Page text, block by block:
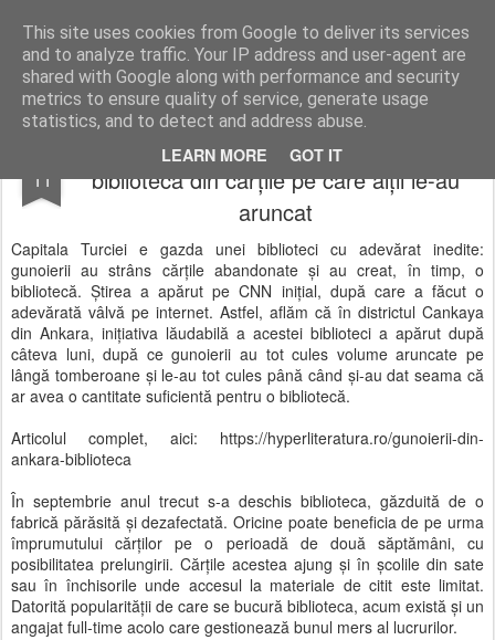
This site uses cookies from Google to deliver its services
and to analyze traffic. Your IP address and user-agent are
shared with Google along with performance and security
metrics to ensure quality of service, generate usage
statistics, and to detect and address abuse.
LEARN MORE GOT IT
Second Hand Baia Mare
11
Gunoierii din Ankara au deschis o
bibliotecă din cărţile pe care alţii le-au
aruncat
Capitala Turciei e gazda unei biblioteci cu adevărat inedite:
gunoierii au strâns cărțile abandonate și au creat, în timp, o
bibliotecă. Știrea a apărut pe CNN inițial, după care a făcut o
adevărată vâlvă pe internet. Astfel, aflăm că în districtul Cankaya
din Ankara, inițiativa lăudabilă a acestei biblioteci a apărut după
câteva luni, după ce gunoierii au tot cules volume aruncate pe
lângă tomberoane și le-au tot cules până când și-au dat seama că
ar avea o cantitate suficientă pentru o bibliotecă.
Articolul complet, aici: https://hyperliteratura.ro/gunoierii-din-
ankara-biblioteca
În septembrie anul trecut s-a deschis biblioteca, găzduită de o
fabrică părăsită și dezafectată. Oricine poate beneficia de pe urma
împrumutului cărților pe o perioadă de două săptămâni, cu
posibilitatea prelungirii. Cărțile acestea ajung și în școlile din sate
sau în închisorile unde accesul la materiale de citit este limitat.
Datorită popularității de care se bucură biblioteca, acum există și un
angajat full-time acolo care gestionează bunul mers al lucrurilor.